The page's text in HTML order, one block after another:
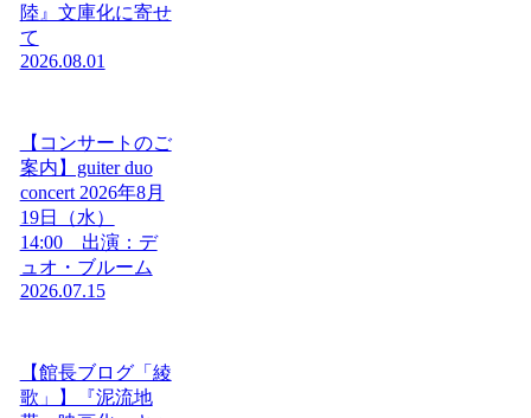
陸』文庫化に寄せ
て
2026.08.01
【コンサートのご
案内】guiter duo
concert 2026年8月
19日（水）
14:00 出演：デ
ュオ・ブルーム
2026.07.15
【館長ブログ「綾
歌」】『泥流地